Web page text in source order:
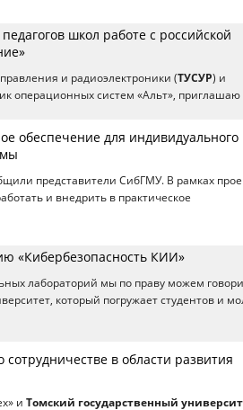
школ работе с российской
и радиоэлектроники (ТУСУР) и
операционных систем «Альт», приглашаю
обеспечение для индивидуального
представители СибГМУ. В рамках
и внедрить в практическое
«Кибербезопасность КИИ»
лабораторий мы по праву можем
который погружает студентов и
в области развития
и Томский государственный